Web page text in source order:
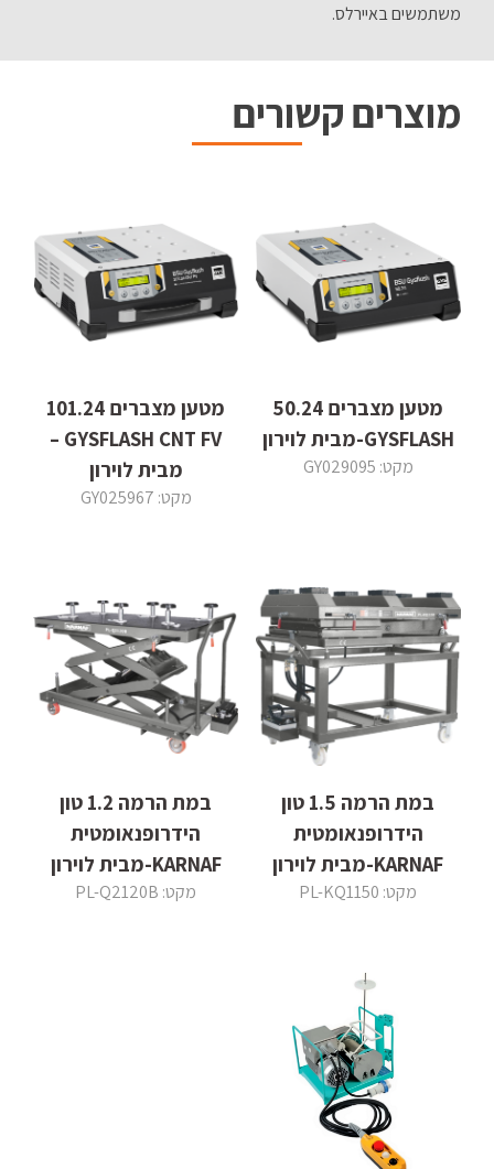
משתמשים באיירלס.
מוצרים קשורים
מטען מצברים 50.24
GYSFLASH-מבית לוירון
מקט: GY029095
מטען מצברים 101.24
GYSFLASH CNT FV –
מבית לוירון
מקט: GY025967
במת הרמה 1.5 טון
הידרופנאומטית
KARNAF-מבית לוירון
מקט: PL-KQ1150
במת הרמה 1.2 טון
הידרופנאומטית
KARNAF-מבית לוירון
מקט: PL-Q2120B